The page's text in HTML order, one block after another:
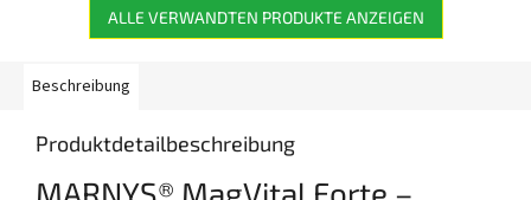
ALLE VERWANDTEN PRODUKTE ANZEIGEN
Beschreibung
Produktdetailbeschreibung